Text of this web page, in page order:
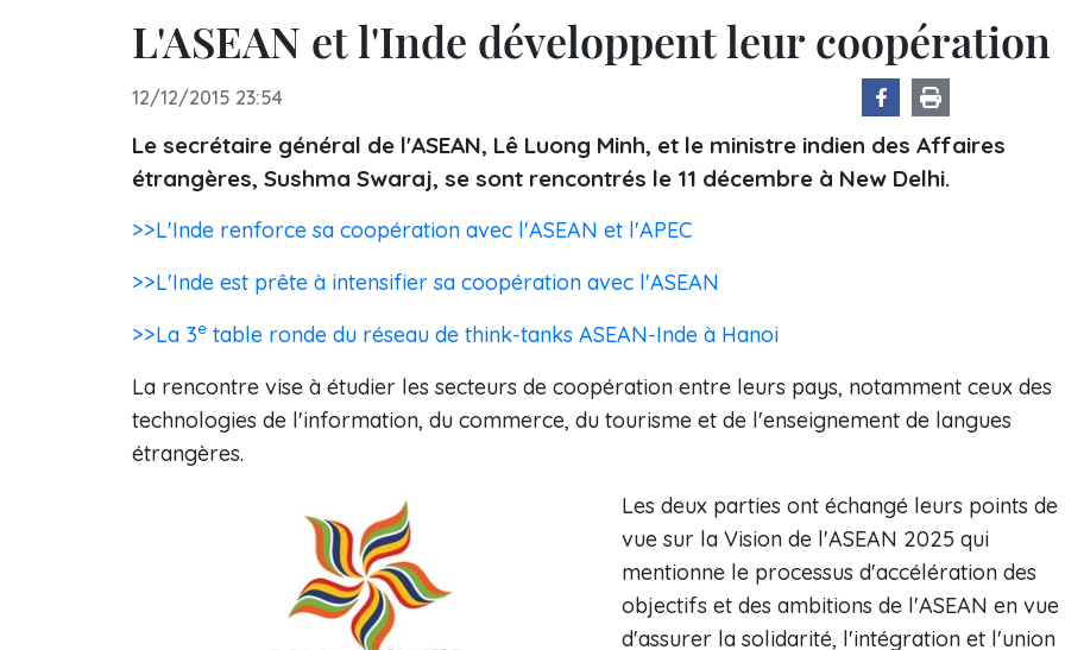
L'ASEAN et l'Inde développent leur coopération
12/12/2015 23:54
Le secrétaire général de l'ASEAN, ​Lê Luong Minh, et le ministre indien des Affaires
étrangères, Sushma Swaraj, se sont rencontrés le 11 décembre à New Delhi.
>>L'Inde renforce sa coopération avec l'ASEAN et l'APEC
>>L'Inde est prête à intensifier sa coopération avec l'ASEAN
>>La 3e table ronde du réseau de think-tanks ASEAN-Inde à Hanoi
La rencontre vise à ​​étudier les secteurs de coopération ​entre leurs pays, notamment ceux des
technologies de l'information, du commerce, du tourisme et de l'enseignement de langues
étrangères.
Les deux parties ont échangé leurs points de
vue sur la Vision de l'ASEAN 2025 qui
mentionne ​le processus d'accélération des
objectifs et des ambitions de l'ASEAN ​en vue
d'assurer ​la solidarité, ​l'intégration et l'union